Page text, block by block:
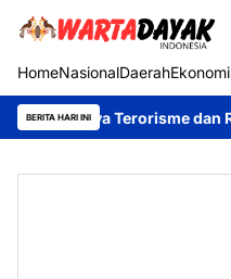
HomeNasionalDaerahEkonomi
BERITA HARI INI
dan Radikalisme